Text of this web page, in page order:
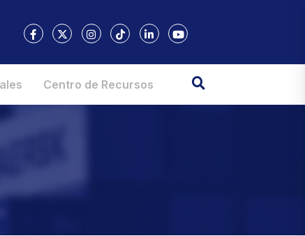
Centro de Recursos